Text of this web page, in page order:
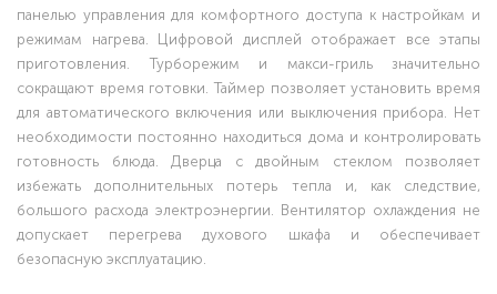
панелью управления для комфортного доступа к настройкам и
режимам нагрева. Цифровой дисплей отображает все этапы
приготовления. Турборежим и макси-гриль значительно
сокращают время готовки. Таймер позволяет установить время
для автоматического включения или выключения прибора. Нет
необходимости постоянно находиться дома и контролировать
готовность блюда. Дверца с двойным стеклом позволяет
избежать дополнительных потерь тепла и, как следствие,
большого расхода электроэнергии. Вентилятор охлаждения не
допускает перегрева духового шкафа и обеспечивает
безопасную эксплуатацию.